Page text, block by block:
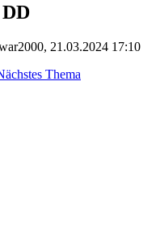
21.03.2024 17:10
Thema